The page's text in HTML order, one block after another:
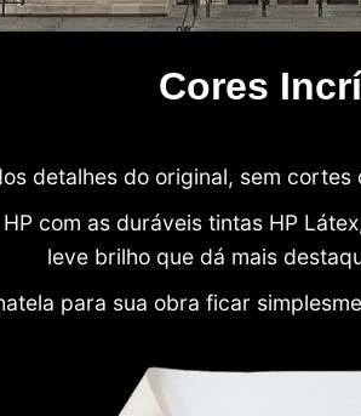
Cores
detalhes do original, sem
com as duráveis tintas HP
leve brilho que dá mais
para sua obra ficar